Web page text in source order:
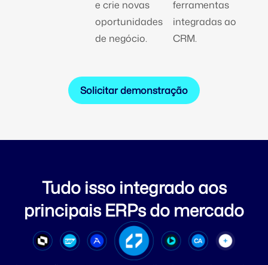
e crie novas
oportunidades
de negócio.
ferramentas
integradas ao
CRM.
Solicitar demonstração
Tudo isso integrado aos
principais ERPs do mercado